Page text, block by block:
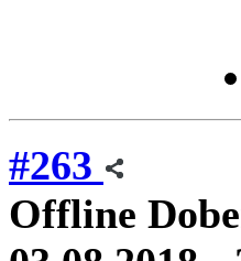
#263
Offline